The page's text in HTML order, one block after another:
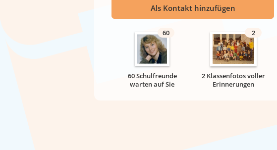
Als Kontakt hinzufügen
60
60 Schulfreunde
warten auf Sie
2
2 Klassenfotos voller
Erinnerungen